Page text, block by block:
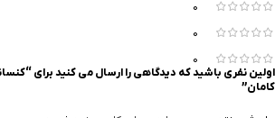
0
0
0
کامان”